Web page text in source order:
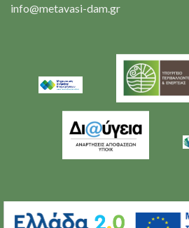
info@metavasi-dam.gr